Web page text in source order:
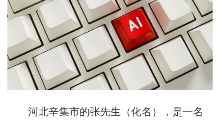
河北辛集市的张先生（化名），是一名